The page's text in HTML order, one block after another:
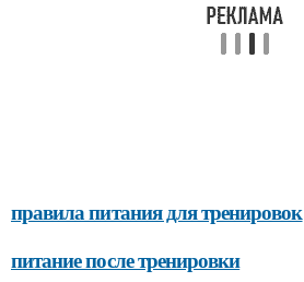
правила питания для тренировок
питание после тренировки